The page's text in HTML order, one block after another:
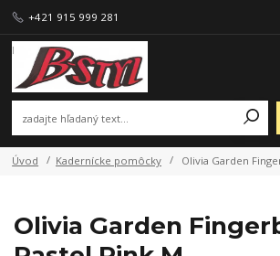
+421 915 999 281
Úvod Kadernícke pomôcky Olivia Garden
Olivia Garden